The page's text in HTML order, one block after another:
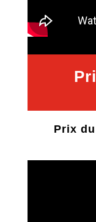
Prix